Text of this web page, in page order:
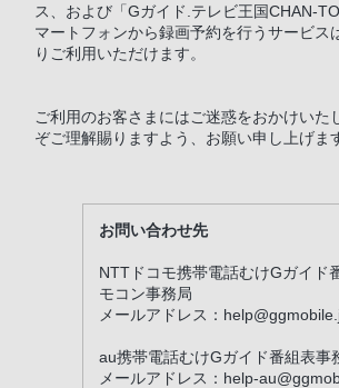
ス、および「Gガイド.テレビ王国CHAN-
マートフォンから録画予約を行うサービス
りご利用いただけます。
ご利用のお客さまにはご迷惑をおかけいた
ぞご理解賜りますよう、お願い申し上げま
お問い合わせ先
NTTドコモ携帯電話むけGガイド
モコン事務局
メールアドレス：
au携帯電話むけGガイド番組表事
メールアドレス：help-